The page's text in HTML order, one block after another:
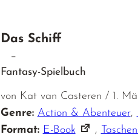
Das Schiff
–
Fantasy-Spielbuch
von Kat van Casteren / 1.
Genre: Action & Abenteuer,
Format: E-Book ,